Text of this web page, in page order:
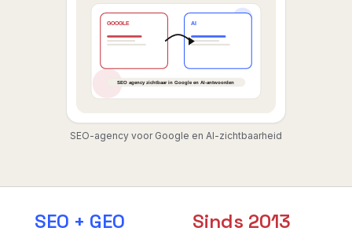
SEO-agency voor Google en AI-zichtbaarheid
SEO + GEO Sinds 2013